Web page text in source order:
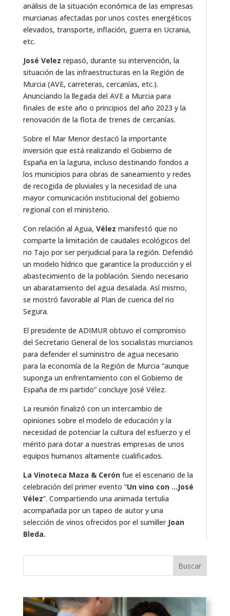
análisis de la situación económica de las empresas
murcianas afectadas por unos costes energéticos
elevados, transporte, inflación, guerra en Ucrania,
etc.
José Velez repasó, durante su intervención, la
situación de las infraestructuras en la Región de
Murcia (AVE, carreteras, cercanías, etc.).
Anunciando la llegada del AVE a Murcia para
finales de este año o principios del año 2023 y la
renovación de la flota de trenes de cercanías.
Sobre el Mar Menor destacó la importante
inversión que está realizando el Gobierno de
España en la laguna, incluso destinando fondos a
los municipios para obras de saneamiento y redes
de recogida de pluviales y la necesidad de una
mayor comunicación institucional del gobierno
regional con el ministerio.
Con relación al Agua, Vélez manifestó que no
comparte la limitación de caudales ecológicos del
rio Tajo por ser perjudicial para la región. Defendió
un modelo hídrico que garantice la producción y el
abastecimiento de la población. Siendo necesario
un abaratamiento del agua desalada. Así mismo,
se mostró favorable al Plan de cuenca del rio
Segura.
El presidente de ADIMUR obtuvo el compromiso
del Secretario General de los socialistas murcianos
para defender el suministro de agua necesario
para la economía de la Región de Murcia “aunque
suponga un enfrentamiento con el Gobierno de
España de mi partido” concluye José Vélez.
La reunión finalizó con un intercambio de
opiniones sobre el modelo de educación y la
necesidad de potenciar la cultura del esfuerzo y el
mérito para dotar a nuestras empresas de unos
equipos humanos altamente cualificados.
La Vinoteca Maza & Cerón fue el escenario de la
celebración del primer evento “Un vino con …José
Vélez”. Compartiendo una animada tertulia
acompañada por un tapeo de autor y una
selección de vinos ofrecidos por el sumiller Joan
Bleda.
Buscar